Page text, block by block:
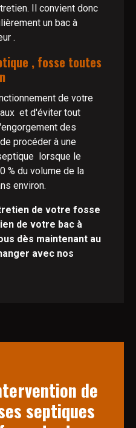
Il convient donc
un bac à
.
, fosse toutes
de votre
et d'éviter tout
des
procéder à une
lorsque le
% du volume de la
environ.
de votre fosse
de votre bac à
dès maintenant au
avec nos
de
septiques